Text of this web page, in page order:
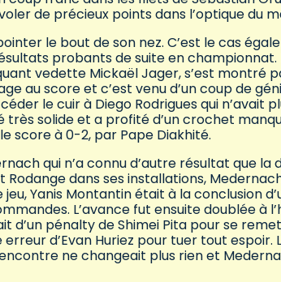
de précieux points dans l’optique du
le bout de son nez. C’est le cas
probants de suite en
vedette Mickaël Jager, s’est montré
au score et c’est venu d’un coup de
le cuir à Diego Rodrigues qui n’avait
solide et a profité d’un crochet
score à 0-2, par Pape Diakhité.
qui n’a connu d’autre résultat que la
dans ses installations,
Yanis Montantin était à la conclusion
L’avance fut ensuite doublée à
d’un pénalty de Shimei Pita pour se
d’Evan Huriez pour tuer tout espoir.
ne changeait plus rien et